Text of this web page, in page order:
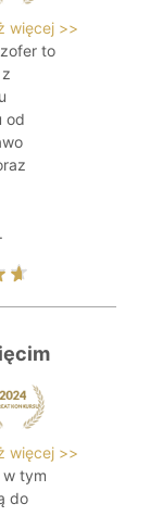
więcej >>
to
od
więcej >>
tym
do